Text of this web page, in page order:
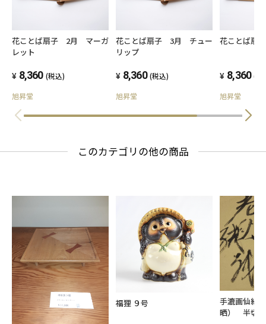
花ことば扇子 2月 マーガ
レット
8,360 (税込)
旭昇堂
花ことば扇子 3月 チュー
リップ
8,360 (税込)
旭昇堂
花ことば
8,360 (税
旭昇堂
このカテゴリの他の商品
福狸 ９号
手漉画仙紙
晒） 半切